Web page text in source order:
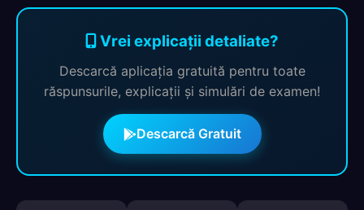
Vrei explicații detaliate?
Descarcă aplicația gratuită pentru toate
răspunsurile, explicații și simulări de examen!
Descarcă Gratuit